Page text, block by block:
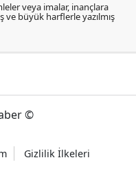
veya imalar, inançlara
ve büyük harflerle yazılmış
©
Gizlilik İlkeleri